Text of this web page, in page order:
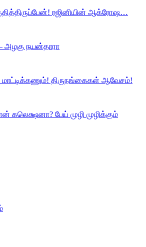
ரஜினியின் ஆக்ரோஷ…
– அழகு நயன்தாரா
மாட்டிக்கணும்! திருநங்கைகள் ஆவேசம்!
கலெக்ஷனா? பேய் முழி முழிக்கும்